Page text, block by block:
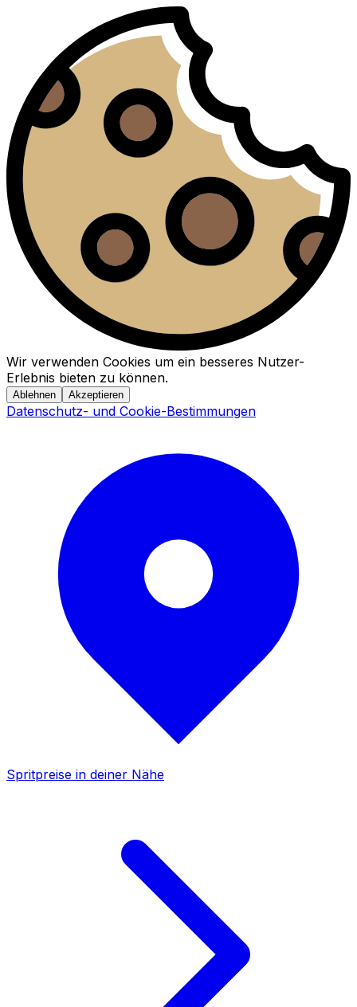
Wir verwenden Cookies um ein besseres Nutzer-
Erlebnis bieten zu können.
Ablehnen Akzeptieren
Datenschutz- und Cookie-Bestimmungen
Spritpreise in deiner Nähe